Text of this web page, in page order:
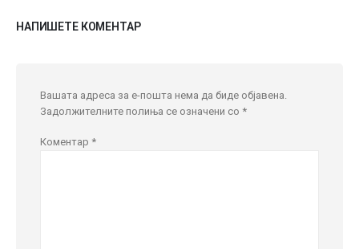
НАПИШЕТЕ КОМЕНТАР
Вашата адреса за е-пошта нема да биде објавена.
Задолжителните полиња се означени со *
Коментар *